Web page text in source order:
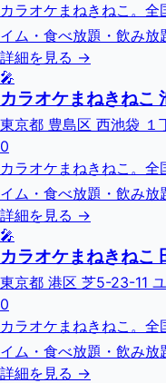
カラオケまねきねこ。
イム・食べ放題・飲み放
詳細を見る →
🎤
カラオケまねきねこ
東京都 豊島区 西池袋 １
0
カラオケまねきねこ。
イム・食べ放題・飲み放
詳細を見る →
🎤
カラオケまねきねこ
東京都 港区 芝5-23-11
0
カラオケまねきねこ。
イム・食べ放題・飲み放
詳細を見る →